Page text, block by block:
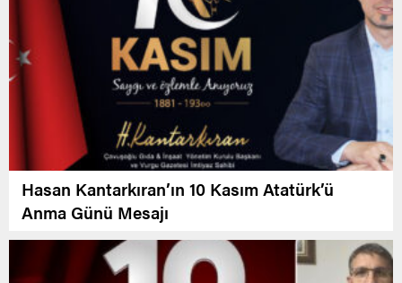
Hasan Kantarkıran’ın 10 Kasım Atatürk’ü
Anma Günü Mesajı